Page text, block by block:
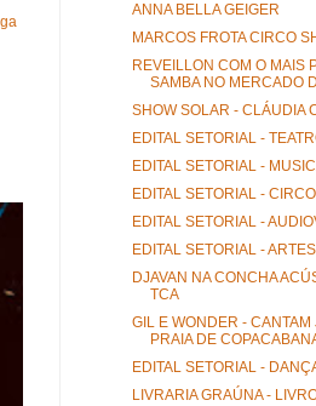
ANNA BELLA GEIGER
MARCOS FROTA CIRCO
REVEILLON COM O MAIS
SAMBA NO MERCADO
SHOW SOLAR - CLÁUDIA
EDITAL SETORIAL -
EDITAL SETORIAL -
EDITAL SETORIAL - CIRCO
EDITAL SETORIAL -
EDITAL SETORIAL -
DJAVAN NA CONCHA
TCA
GIL E WONDER - CANTAM
PRAIA DE
EDITAL SETORIAL -
LIVRARIA GRAÚNA -